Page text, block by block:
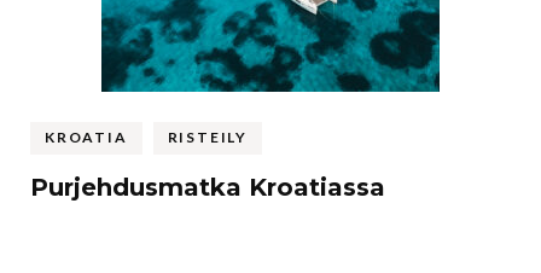
KROATIA RISTEILY
Purjehdusmatka Kroatiassa